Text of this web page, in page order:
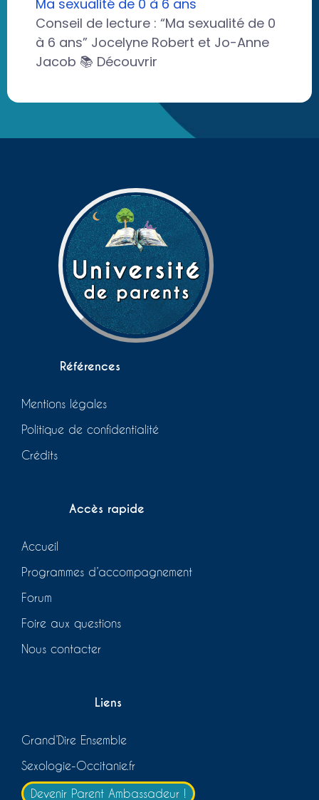
Ma sexualité de 0 à 6 ans
Conseil de lecture : “Ma sexualité de 0
à 6 ans” Jocelyne Robert et Jo-Anne
Jacob 📚 Découvrir
Références
Mentions légales
Politique de confidentialité
Crédits
Accès rapide
Accueil
Programmes d’accompagnement
Forum
Foire aux questions
Nous contacter
Liens
Grand’Dire Ensemble
Sexologie-Occitanie.fr
Devenir Parent Ambassadeur !